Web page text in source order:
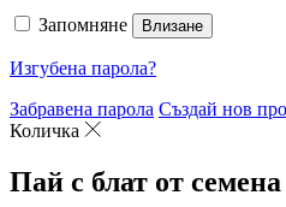
Запомняне Влизане
Изгубена парола?
Забравена парола Създай нов
Количка
Пай с блат от